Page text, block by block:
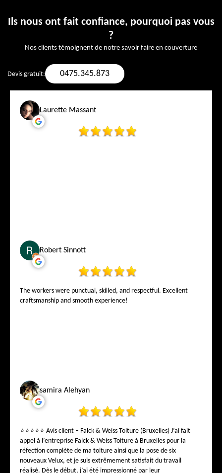
Ils nous ont fait confiance, pourquoi pas vous
?
Nos clients témoignent de notre savoir faire en couverture
Devis gratuit: 0475.345.873
Laurette Massant
Robert Sinnott
The workers were punctual, skilled, and respectful. Excellent
craftsmanship and smooth experience!
samira Alehyan
⭐⭐⭐⭐⭐ Avis client – Falck & Weiss Toiture (Bruxelles) J’ai fait
appel à l’entreprise Falck & Weiss Toiture à Bruxelles pour la
réfection complète de ma toiture ainsi que la pose de six
nouveaux Velux, et je suis extrêmement satisfait du travail
réalisé. Dès le début, j’ai été impressionné par leur